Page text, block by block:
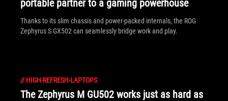
portable partner to a gaming powerhouse
Thanks to its slim chassis and power-packed internals, the ROG
Zephyrus S GX502 can seamlessly bridge work and play.
// HIGH-REFRESH-LAPTOPS
The Zephyrus M GU502 works just as hard as